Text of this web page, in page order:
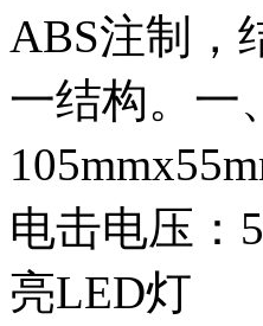
ABS注制，
一结构。一
电击电压：
亮LED灯